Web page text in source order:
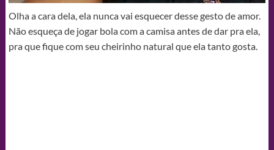
Olha a cara dela, ela nunca vai esquecer desse gesto de amor.
Não esqueça de jogar bola com a camisa antes de dar pra ela,
pra que fique com seu cheirinho natural que ela tanto gosta.